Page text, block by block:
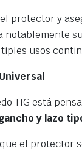
protector y
notablemente
usos
TIG está
y lazo
el protector